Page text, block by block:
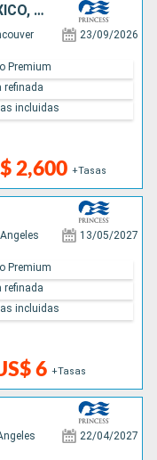
CANADÁ, ESTADOS UNIDOS, MÉXICO, COSTA RICA, PANAMÁ, ARUBA
23/09/2026
2,600 +Tasas
Premium
refinada
incluidas
13/05/2027
6 +Tasas
Premium
refinada
incluidas
22/04/2027